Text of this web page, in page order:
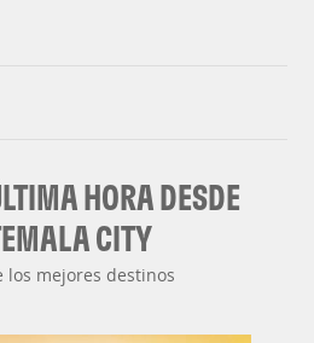
HORA DESDE
CITY
los mejores destinos